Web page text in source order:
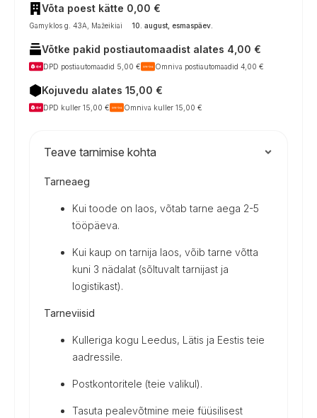
mm,
matinės
juodos
spalvos
kogus
Võta poest kätte 0,00 €
Gamyklos g. 43A, Mažeikiai 10. august, esmaspäev.
Võtke pakid postiautomaadist alates 4,00 €
DPD postiautomaadid 5,00 € Omniva postiautomaadid 4,00 €
Kojuvedu alates 15,00 €
DPD kuller 15,00 € Omniva kuller 15,00 €
Teave tarnimise kohta
Tarneaeg
Kui toode on laos, võtab tarne aega 2-5
tööpäeva.
Kui kaup on tarnija laos, võib tarne võtta
kuni 3 nädalat (sõltuvalt tarnijast ja
logistikast).
Tarneviisid
Kulleriga kogu Leedus, Lätis ja Eestis teie
aadressile.
Postkontoritele (teie valikul).
Tasuta pealevõtmine meie füüsilisest